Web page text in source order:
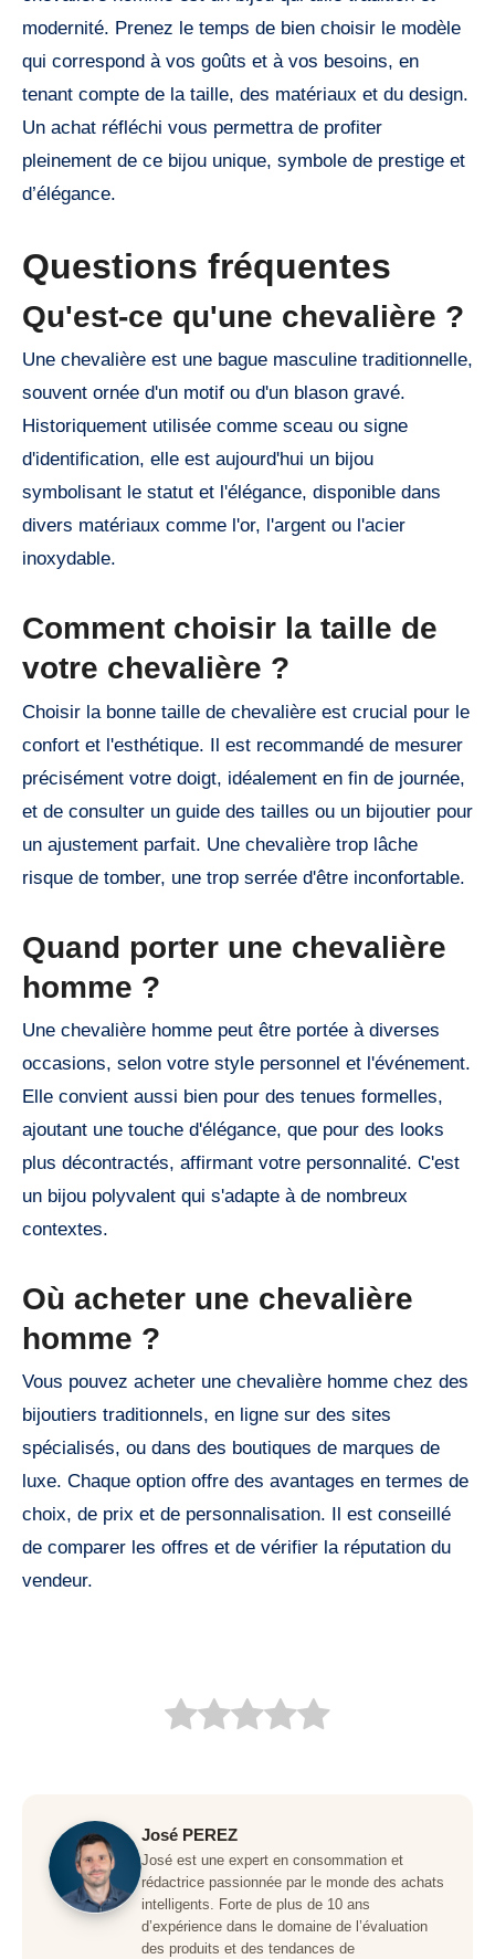
modernité. Prenez le temps de bien choisir le modèle
qui correspond à vos goûts et à vos besoins, en
tenant compte de la taille, des matériaux et du design.
Un achat réfléchi vous permettra de profiter
pleinement de ce bijou unique, symbole de prestige et
d’élégance.
Questions fréquentes
Qu'est-ce qu'une chevalière ?
Une chevalière est une bague masculine traditionnelle,
souvent ornée d'un motif ou d'un blason gravé.
Historiquement utilisée comme sceau ou signe
d'identification, elle est aujourd'hui un bijou
symbolisant le statut et l'élégance, disponible dans
divers matériaux comme l'or, l'argent ou l'acier
inoxydable.
Comment choisir la taille de
votre chevalière ?
Choisir la bonne taille de chevalière est crucial pour le
confort et l'esthétique. Il est recommandé de mesurer
précisément votre doigt, idéalement en fin de journée,
et de consulter un guide des tailles ou un bijoutier pour
un ajustement parfait. Une chevalière trop lâche
risque de tomber, une trop serrée d'être inconfortable.
Quand porter une chevalière
homme ?
Une chevalière homme peut être portée à diverses
occasions, selon votre style personnel et l'événement.
Elle convient aussi bien pour des tenues formelles,
ajoutant une touche d'élégance, que pour des looks
plus décontractés, affirmant votre personnalité. C'est
un bijou polyvalent qui s'adapte à de nombreux
contextes.
Où acheter une chevalière
homme ?
Vous pouvez acheter une chevalière homme chez des
bijoutiers traditionnels, en ligne sur des sites
spécialisés, ou dans des boutiques de marques de
luxe. Chaque option offre des avantages en termes de
choix, de prix et de personnalisation. Il est conseillé
de comparer les offres et de vérifier la réputation du
vendeur.
José PEREZ
José est une expert en consommation et
rédactrice passionnée par le monde des achats
intelligents. Forte de plus de 10 ans
d’expérience dans le domaine de l’évaluation
des produits et des tendances de